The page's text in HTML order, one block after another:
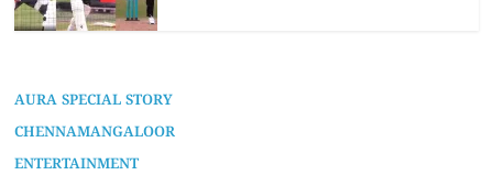
AURA SPECIAL STORY
CHENNAMANGALOOR
ENTERTAINMENT